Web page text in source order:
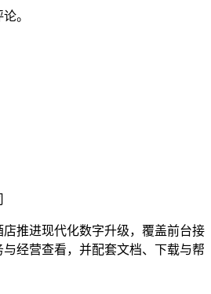
。
推进现代化数字升级，覆盖前台接
经营查看，并配套文档、下载与帮